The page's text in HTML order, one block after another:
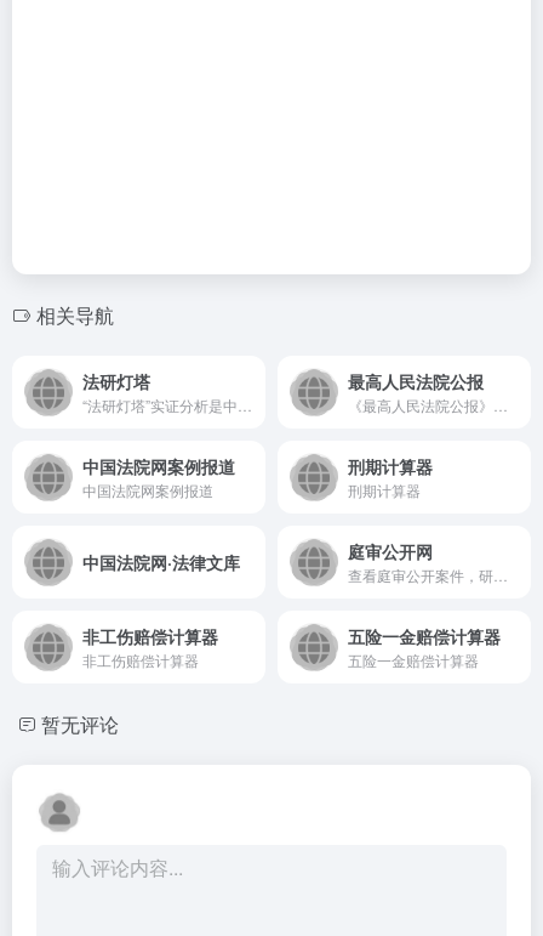
相关导航
法研灯塔 最高人民法院公报
中国法院网案例报道
中国法院网案例报道
刑期计算器
刑期计算器
中国法院网·法律文库 庭审公开网
非工伤赔偿计算器
非工伤赔偿计算器
五险一金赔偿计算器
五险一金赔偿计算器
暂无评论